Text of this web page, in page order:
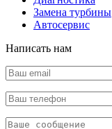
Замена турбины
Автосервис
Написать нам